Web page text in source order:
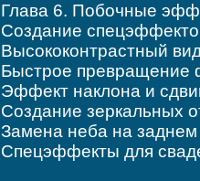
Глава 6. Побочные
Создание
Высококонтраст­ный
Быстрое превращение
Эффект наклона и
Создание зеркальных
Замена неба на
Спецэффекты для